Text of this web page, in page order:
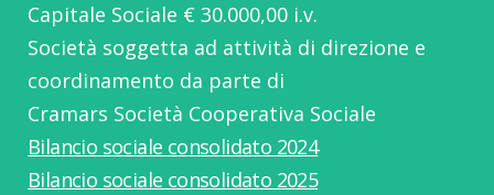
Capitale Sociale € 30.000,00 i.v.
Società soggetta ad attività di direzione e
coordinamento da parte di
Cramars Società Cooperativa Sociale
Bilancio sociale consolidato 2024
Bilancio sociale consolidato 2025